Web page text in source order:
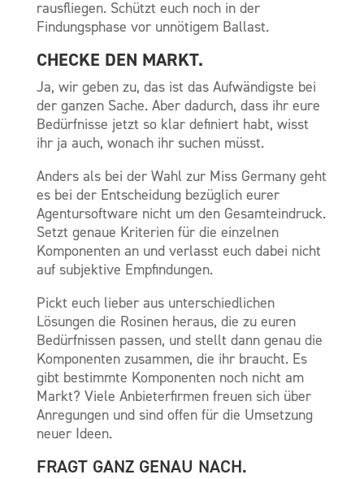
rausfliegen. Schützt euch noch in der
Findungsphase vor unnötigem Ballast.
CHECKE DEN MARKT.
Ja, wir geben zu, das ist das Aufwändigste bei
der ganzen Sache. Aber dadurch, dass ihr eure
Bedürfnisse jetzt so klar definiert habt, wisst
ihr ja auch, wonach ihr suchen müsst.
Anders als bei der Wahl zur Miss Germany geht
es bei der Entscheidung bezüglich eurer
Agentursoftware nicht um den Gesamteindruck.
Setzt genaue Kriterien für die einzelnen
Komponenten an und verlasst euch dabei nicht
auf subjektive Empfindungen.
Pickt euch lieber aus unterschiedlichen
Lösungen die Rosinen heraus, die zu euren
Bedürfnissen passen, und stellt dann genau die
Komponenten zusammen, die ihr braucht. Es
gibt bestimmte Komponenten noch nicht am
Markt? Viele Anbieterfirmen freuen sich über
Anregungen und sind offen für die Umsetzung
neuer Ideen.
FRAGT GANZ GENAU NACH.